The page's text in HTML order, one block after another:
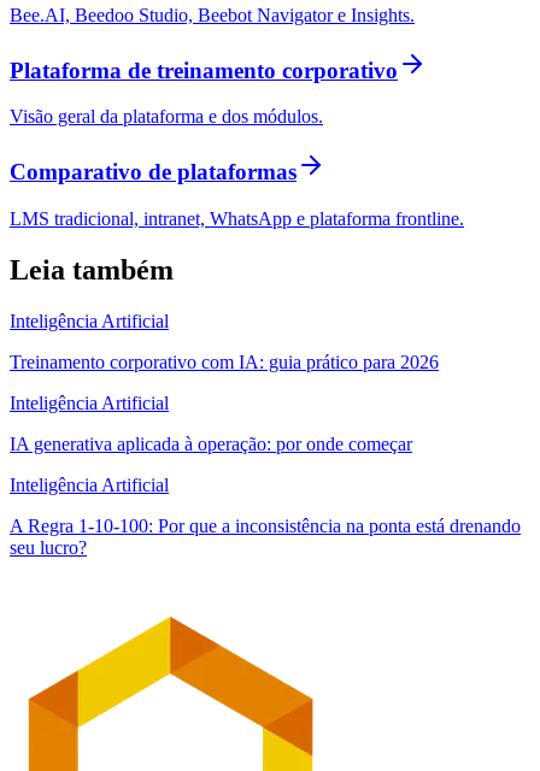
Bee.AI, Beedoo Studio, Beebot Navigator e Insights.
Plataforma de treinamento corporativo
Visão geral da plataforma e dos módulos.
Comparativo de plataformas
LMS tradicional, intranet, WhatsApp e plataforma frontline.
Leia também
Inteligência Artificial
Treinamento corporativo com IA: guia prático para 2026
Inteligência Artificial
IA generativa aplicada à operação: por onde começar
Inteligência Artificial
A Regra 1-10-100: Por que a inconsistência na ponta está drenando
seu lucro?